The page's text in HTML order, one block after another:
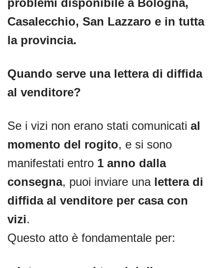
Casalecchio, San Lazzaro e in tutta
la provincia.
Quando serve una lettera di diffida
al venditore?
Se i vizi non erano stati comunicati al
momento del rogito, e si sono
manifestati entro 1 anno dalla
consegna, puoi inviare una lettera di
diffida al venditore per casa con
vizi.
Questo atto è fondamentale per: